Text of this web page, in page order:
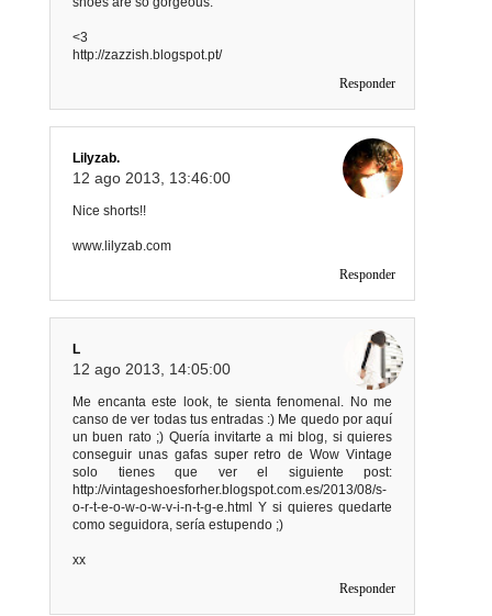
<3
http://zazzish.blogspot.pt/
Responder
Lilyzab.
12 ago 2013, 13:46:00
Nice shorts!!
www.lilyzab.com
Responder
L
12 ago 2013, 14:05:00
Me encanta este look, te sienta fenomenal. No me
canso de ver todas tus entradas :) Me quedo por aquí
un buen rato ;) Quería invitarte a mi blog, si quieres
conseguir unas gafas super retro de Wow Vintage
solo tienes que ver el siguiente post:
http://vintageshoesforher.blogspot.com.es/2013/08/s-
o-r-t-e-o-w-o-w-v-i-n-t-g-e.html Y si quieres quedarte
como seguidora, sería estupendo ;)
xx
Responder